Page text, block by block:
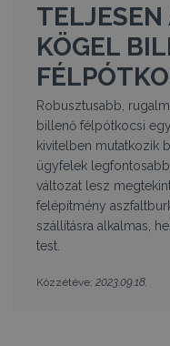
KÖGEL
Robusztusabb,
billenő félpótkocsi
kivitelben mutatkozik
ügyfelek
változat lesz
felépítmény
szállításra alkalmas,
test.
Közzétéve: 2023.09.18.